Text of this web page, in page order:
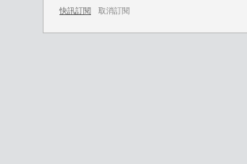
快訊訂閱 取消訂閱